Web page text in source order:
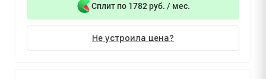
Сплит по 1782 руб. / мес.
Не устроила цена?